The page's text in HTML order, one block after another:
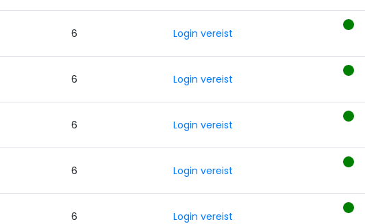
6 Login vereist
6 Login vereist
6 Login vereist
6 Login vereist
6 Login vereist